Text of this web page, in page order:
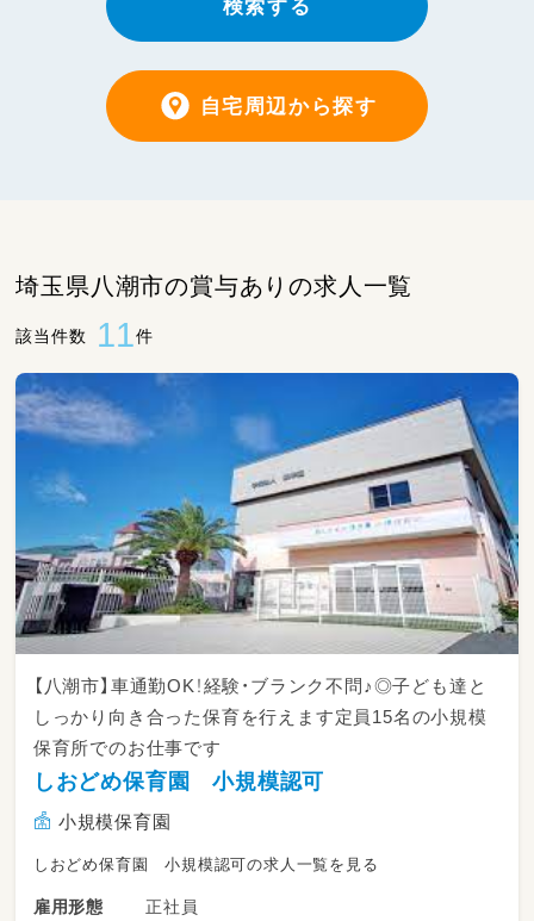
検索する
自宅周辺から探す
埼玉県八潮市の賞与ありの求人一覧
該当件数 11件
【八潮市】車通勤OK！経験・ブランク不問♪◎子ども達と
しっかり向き合った保育を行えます定員15名の小規模
保育所でのお仕事です
しおどめ保育園 小規模認可
小規模保育園
しおどめ保育園 小規模認可の求人一覧を見る
雇用形態
正社員